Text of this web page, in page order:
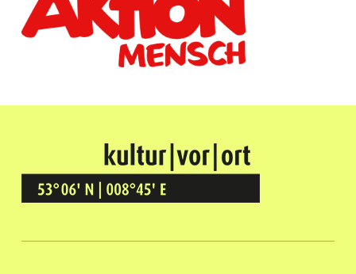
Kultur Vor Ort
BREMEN GRÖPELINGEN